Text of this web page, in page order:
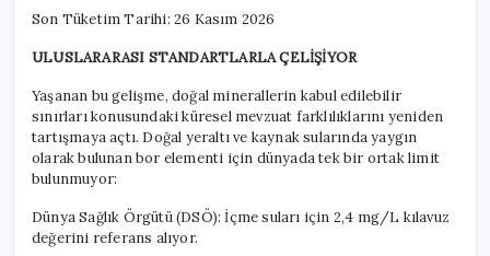
Son Tüketim Tarihi: 26 Kasım 2026
ULUSLARARASI STANDARTLARLA ÇELİŞİYOR
Yaşanan bu gelişme, doğal minerallerin kabul edilebilir
sınırları konusundaki küresel mevzuat farklılıklarını yeniden
tartışmaya açtı. Doğal yeraltı ve kaynak sularında yaygın
olarak bulunan bor elementi için dünyada tek bir ortak limit
bulunmuyor:
Dünya Sağlık Örgütü (DSÖ): İçme suları için 2,4 mg/L kılavuz
değerini referans alıyor.